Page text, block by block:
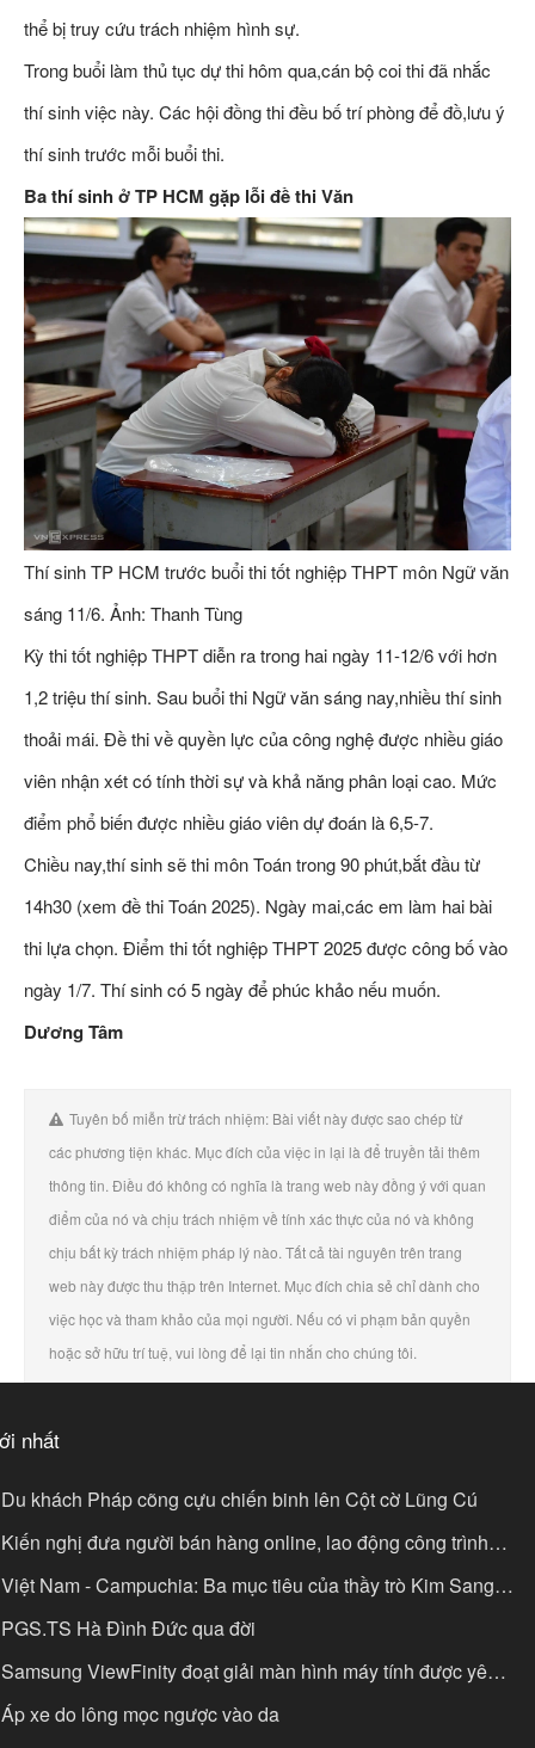
thể bị truy cứu trách nhiệm hình sự.
Trong buổi làm thủ tục dự thi hôm qua,cán bộ coi thi đã nhắc
thí sinh việc này. Các hội đồng thi đều bố trí phòng để đồ,lưu ý
thí sinh trước mỗi buổi thi.
Ba thí sinh ở TP HCM gặp lỗi đề thi Văn
Thí sinh TP HCM trước buổi thi tốt nghiệp THPT môn Ngữ văn
sáng 11/6. Ảnh: Thanh Tùng
Kỳ thi tốt nghiệp THPT diễn ra trong hai ngày 11-12/6 với hơn
1,2 triệu thí sinh. Sau buổi thi Ngữ văn sáng nay,nhiều thí sinh
thoải mái. Đề thi về quyền lực của công nghệ được nhiều giáo
viên nhận xét có tính thời sự và khả năng phân loại cao. Mức
điểm phổ biến được nhiều giáo viên dự đoán là 6,5-7.
Chiều nay,thí sinh sẽ thi môn Toán trong 90 phút,bắt đầu từ
14h30 (xem đề thi Toán 2025). Ngày mai,các em làm hai bài
thi lựa chọn. Điểm thi tốt nghiệp THPT 2025 được công bố vào
ngày 1/7. Thí sinh có 5 ngày để phúc khảo nếu muốn.
Dương Tâm
Tuyên bố miễn trừ trách nhiệm: Bài viết này được sao chép từ
các phương tiện khác. Mục đích của việc in lại là để truyền tải thêm
thông tin. Điều đó không có nghĩa là trang web này đồng ý với quan
điểm của nó và chịu trách nhiệm về tính xác thực của nó và không
chịu bất kỳ trách nhiệm pháp lý nào. Tất cả tài nguyên trên trang
web này được thu thập trên Internet. Mục đích chia sẻ chỉ dành cho
việc học và tham khảo của mọi người. Nếu có vi phạm bản quyền
hoặc sở hữu trí tuệ, vui lòng để lại tin nhắn cho chúng tôi.
nhất
Du khách Pháp cõng cựu chiến binh lên Cột cờ Lũng Cú
Kiến nghị đưa người bán hàng online, lao động công trình
BHXH bắt buộc
Việt Nam - Campuchia: Ba mục tiêu của thầy trò Kim Sang-
PGS.TS Hà Đình Đức qua đời
Samsung ViewFinity đoạt giải màn hình máy tính được yêu
Áp xe do lông mọc ngược vào da